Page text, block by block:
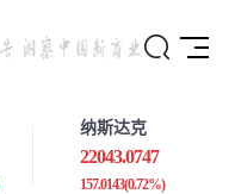
纳斯达克
22043.0747
157.0143(0.72%)